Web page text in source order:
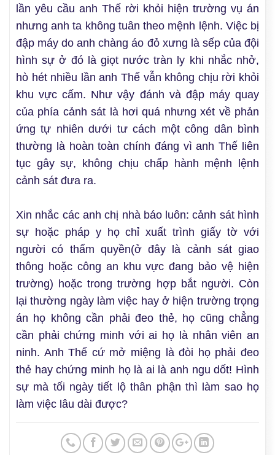
lần yêu cầu anh Thế rời khỏi hiện trường vụ án
nhưng anh ta không tuân theo mệnh lệnh. Việc bị
đập máy do anh chàng áo đỏ xưng là sếp của đội
hình sự ở đó là giọt nước tràn ly khi nhắc nhở,
hò hét nhiều lần anh Thế vẫn không chịu rời khỏi
khu vực cấm. Như vậy đánh và đập máy quay
của phía cảnh sát là hơi quá nhưng xét về phản
ứng tự nhiên dưới tư cách một công dân bình
thường là hoàn toàn chính đáng vì anh Thế liên
tục gây sự, không chịu chấp hành mệnh lệnh
cảnh sát đưa ra.
Xin nhắc các anh chị nhà báo luôn: cảnh sát hình
sự hoặc pháp y họ chỉ xuất trình giấy tờ với
người có thẩm quyền(ở đây là cảnh sát giao
thông hoặc công an khu vực đang bảo vệ hiện
trường) hoặc trong trường hợp bắt người. Còn
lại thường ngày làm việc hay ở hiện trường trọng
án họ không cần phải đeo thẻ, họ cũng chẳng
cần phải chứng minh với ai họ là nhân viên an
ninh. Anh Thế cứ mở miệng là đòi họ phải đeo
thẻ hay chứng minh họ là ai là anh ngu dốt! Hình
sự mà tối ngày tiết lộ thân phận thì làm sao họ
làm việc lâu dài được?